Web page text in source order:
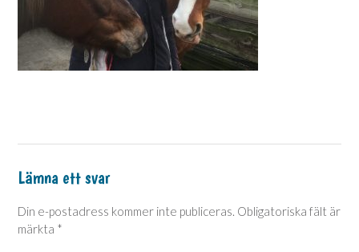
Lämna ett svar
Din e-postadress kommer inte publiceras. Obligatoriska fält är
märkta *